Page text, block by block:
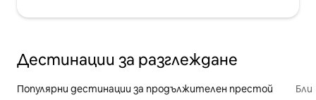
Дестинации за разглеждане
Популярни дестинации за продължителен престой